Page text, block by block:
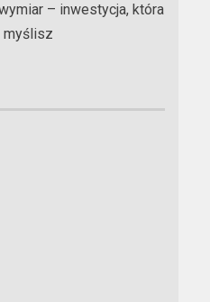
– inwestycja, która
myślisz